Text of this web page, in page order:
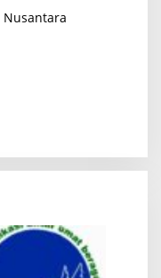
Nusantara